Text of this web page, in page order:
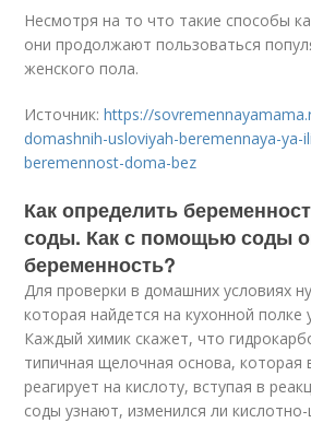
Несмотря на то что такие способы
они продолжают пользоваться
женского пола.
Источник:https://
domashnih-usloviyah-beremennaya-ya-
beremennost-doma-bez
Как определить
соды. Как с помощью соды
беременность?
Для проверки в домашних условиях
которая найдется на кухонной полке
Каждый химик скажет, что
типичная щелочная основа, которая
реагирует на кислоту, вступая в
соды узнают, изменился ли